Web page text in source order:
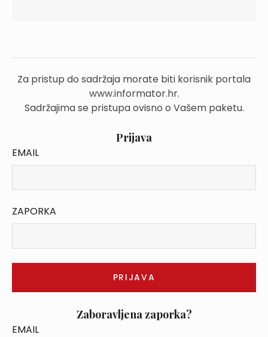
Za pristup do sadržaja morate biti korisnik portala
www.informator.hr.
Sadržajima se pristupa ovisno o Vašem paketu.
Prijava
EMAIL
ZAPORKA
Zaboravljena zaporka?
EMAIL